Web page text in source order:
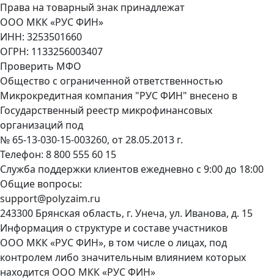
Права на товарный знак принадлежат
ООО МКК «РУС ФИН»
ИНН: 3253501660
ОГРН: 1133256003407
Проверить МФО
Общество с ограниченной ответственностью
Микрокредитная компания "РУС ФИН" внесено в
Государственный реестр микрофинансовых
организаций под
№ 65-13-030-15-003260, от 28.05.2013 г.
Телефон: 8 800 555 60 15
Служба поддержки клиентов ежедневно с 9:00 до 18:00
Общие вопросы:
support@polyzaim.ru
243300 Брянская область, г. Унеча, ул. Иванова, д. 15
Информация о структуре и составе участников
ООО МКК «РУС ФИН», в том числе о лицах, под
контролем либо значительным влиянием которых
находится ООО МКК «РУС ФИН»